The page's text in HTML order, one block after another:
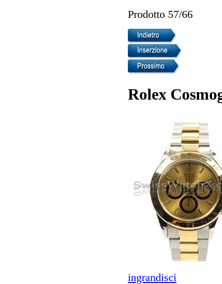
Prodotto 57/66
Rolex
ingrandisci